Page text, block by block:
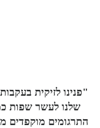
"פנינו לזיקית
התרגומים מוקפדים